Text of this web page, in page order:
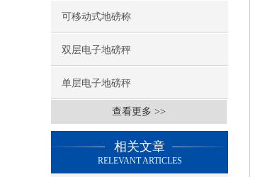
可移动式地磅称
双层电子地磅秤
单层电子地磅秤
查看更多 >>
相关文章
RELEVANT ARTICLES